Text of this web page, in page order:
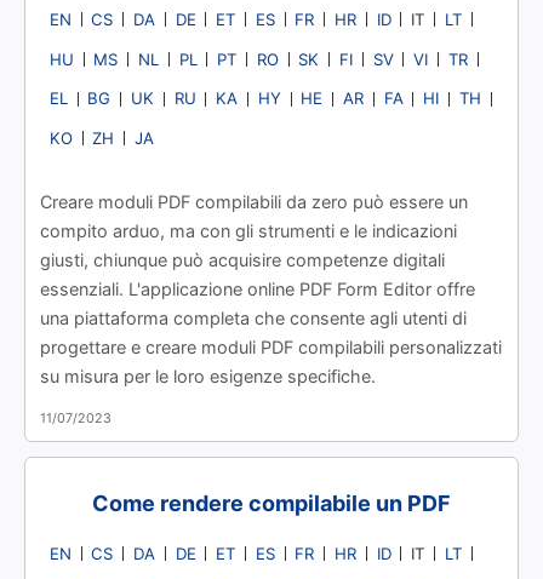
EN CS DA DE ET ES FR HR ID IT LT
HU MS NL PL PT RO SK FI SV VI TR
EL BG UK RU KA HY HE AR FA HI TH
KO ZH JA
Creare moduli PDF compilabili da zero può essere un
compito arduo, ma con gli strumenti e le indicazioni
giusti, chiunque può acquisire competenze digitali
essenziali. L'applicazione online PDF Form Editor offre
una piattaforma completa che consente agli utenti di
progettare e creare moduli PDF compilabili personalizzati
su misura per le loro esigenze specifiche.
11/07/2023
Come rendere compilabile un PDF
EN CS DA DE ET ES FR HR ID IT LT